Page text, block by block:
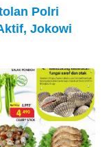
Polri
Jokowi